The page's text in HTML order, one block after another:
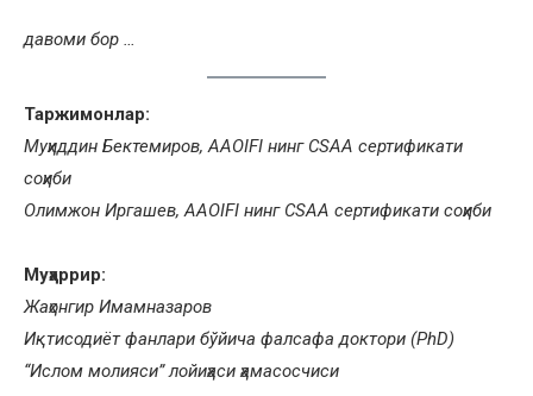
давоми бор …
Таржимонлар:
Муҳиддин Бектемиров, AAOIFI нинг CSAA сертификати
соҳиби
Олимжон Иргашев, AAOIFI нинг CSAA сертификати соҳиби
Муҳаррир:
Жаҳонгир Имамназаров
Иқтисодиёт фанлари бўйича фалсафа доктори (PhD)
“Ислом молияси” лойиҳаси ҳамасосчиси